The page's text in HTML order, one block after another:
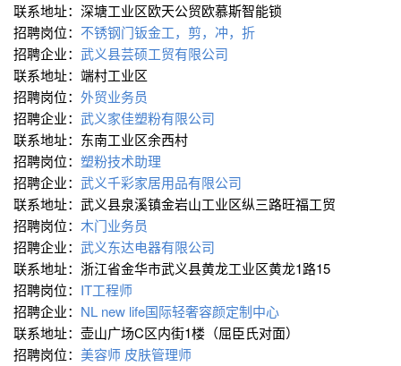
联系地址：深塘工业区欧天公贸欧慕斯智能锁
招聘岗位： 不锈钢门钣金工，剪，冲，折
招聘企业： 武义县芸硕工贸有限公司
联系地址：端村工业区
招聘岗位： 外贸业务员
招聘企业： 武义家佳塑粉有限公司
联系地址：东南工业区余西村
招聘岗位： 塑粉技术助理
招聘企业： 武义千彩家居用品有限公司
联系地址：武义县泉溪镇金岩山工业区纵三路旺福工贸
招聘岗位： 木门业务员
招聘企业： 武义东达电器有限公司
联系地址：浙江省金华市武义县黄龙工业区黄龙1路15
招聘岗位： IT工程师
招聘企业： NL new life国际轻奢容颜定制中心
联系地址：壶山广场C区内街1楼（屈臣氏对面）
招聘岗位： 美容师 皮肤管理师